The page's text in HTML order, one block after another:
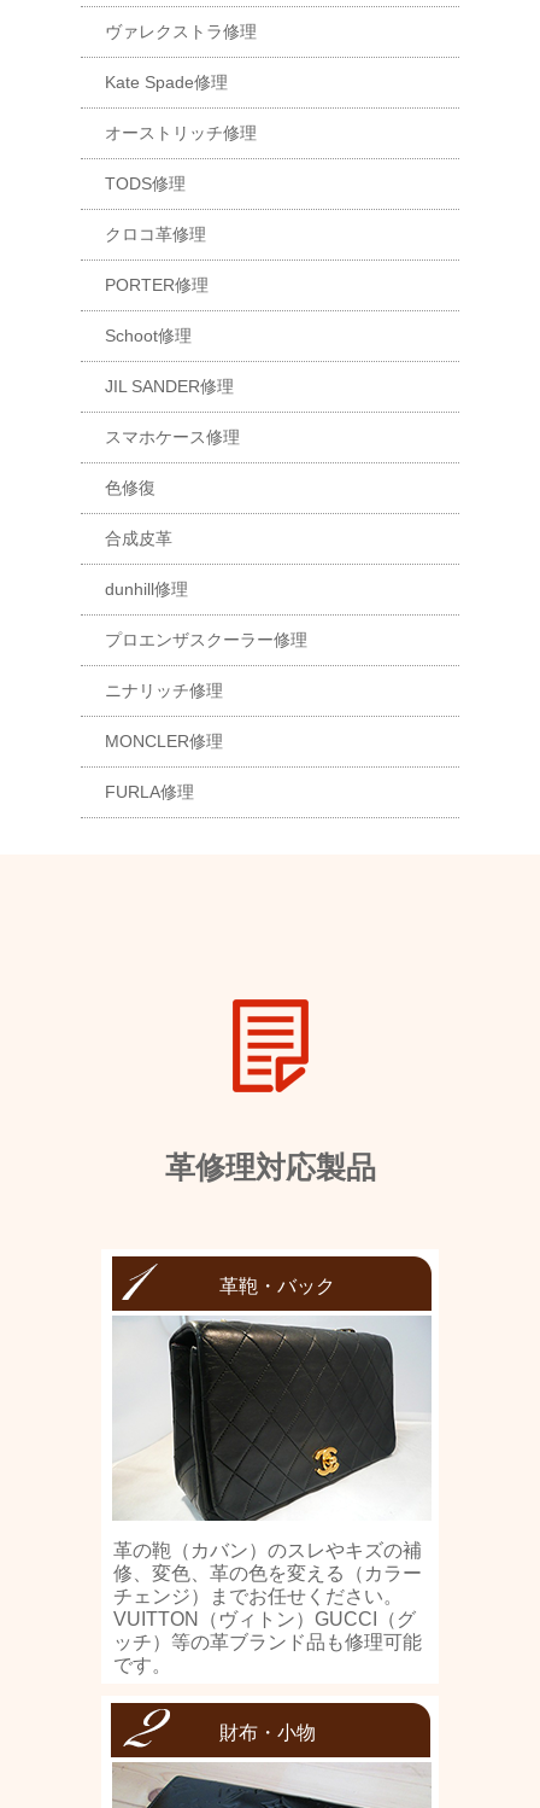
ヴァレクストラ修理
Kate Spade修理
オーストリッチ修理
TODS修理
クロコ革修理
PORTER修理
Schoot修理
JIL SANDER修理
スマホケース修理
色修復
合成皮革
dunhill修理
プロエンザスクーラー修理
ニナリッチ修理
MONCLER修理
FURLA修理
革修理対応製品
革鞄・バック
革の鞄（カバン）のスレやキズの補
修、変色、革の色を変える（カラー
チェンジ）までお任せください。
VUITTON（ヴィトン）GUCCI（グ
ッチ）等の革ブランド品も修理可能
です。
財布・小物